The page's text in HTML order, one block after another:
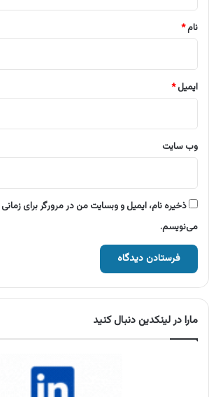
نام*
ایمیل*
وب‌ سایت
ذخیره نام، ایمیل و وبسایت من در مرورگر برای
می‌نویسم.
مارا در لینکدین دنبال کنید